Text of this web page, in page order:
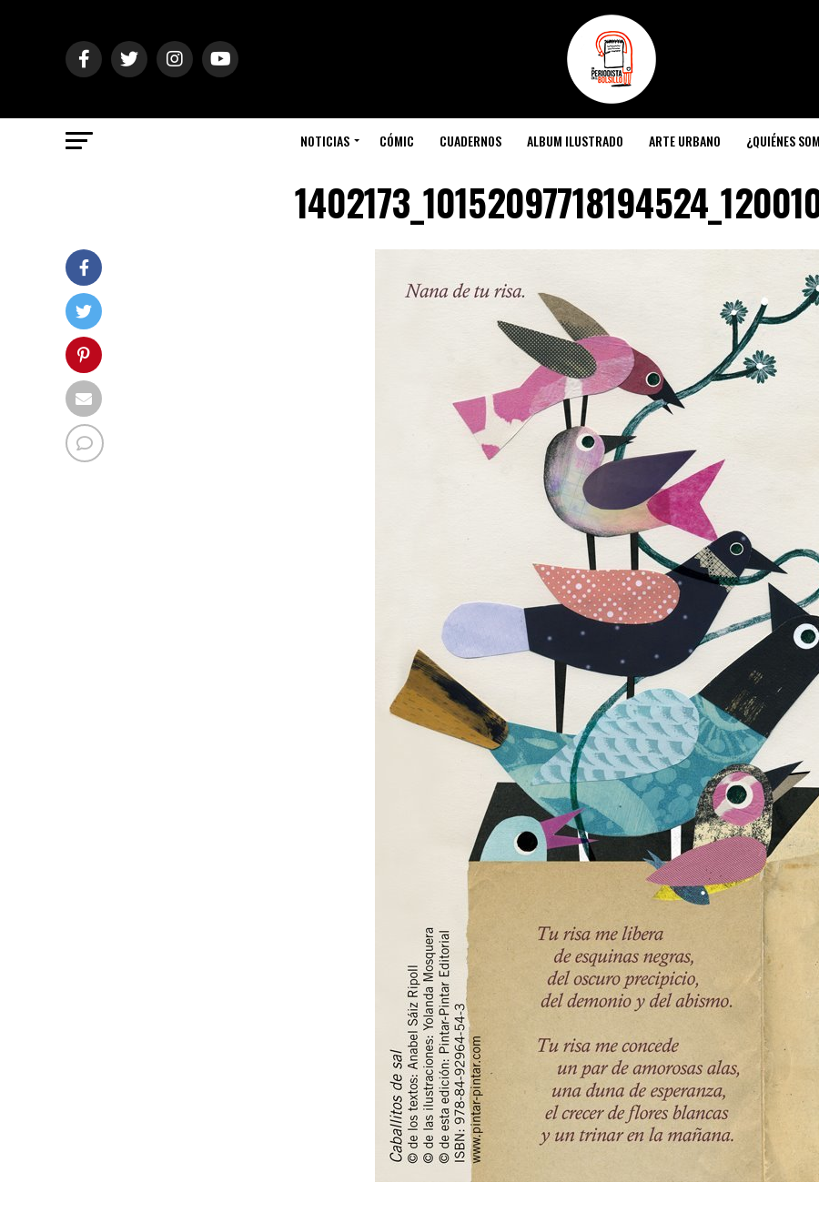
NOTICIAS CÓMIC CUADERNOS ALBUM ILUSTRADO ARTE URBANO ¿QUIÉNES